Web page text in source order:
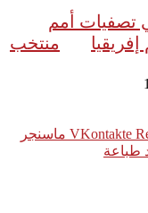
تصفيات أمم
منتخب
ماسنجر
طباعة